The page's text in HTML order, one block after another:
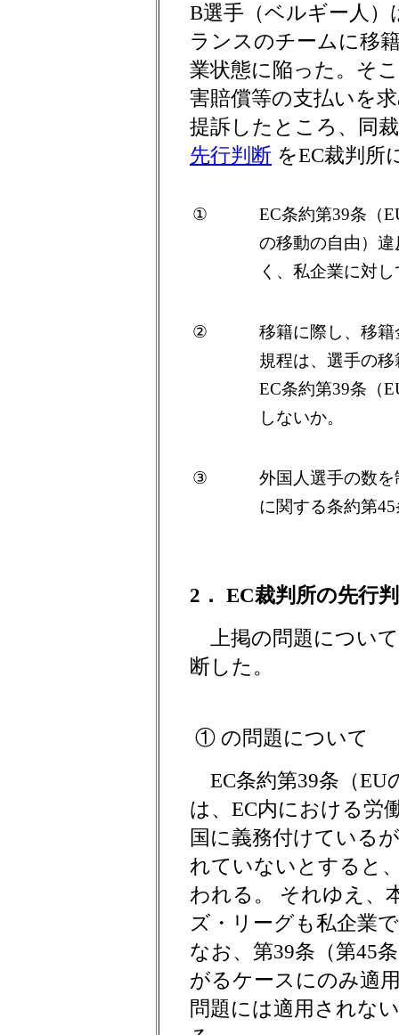
B選手（ベルギー人
ランスのチームに移
業状態に陥った。そ
害賠償等の支払いを
提訴したところ、同
先行判断 をEC裁判所
①
EC条約第39条（
の移動の自由）
く、私企業に対
②
移籍に際し、移
規程は、選手の
EC条約第39条（
しないか。
③
外国人選手の数
に関する条約第
2． EC裁判所の先行
上掲の問題につい
断した。
① の問題について
EC条約第39条（EU
は、EC内における労
国に義務付けている
れていないとすると
われる。 それゆえ、
ズ・リーグも私企業
なお、第39条（第45
がるケースにのみ適
問題には適用されな